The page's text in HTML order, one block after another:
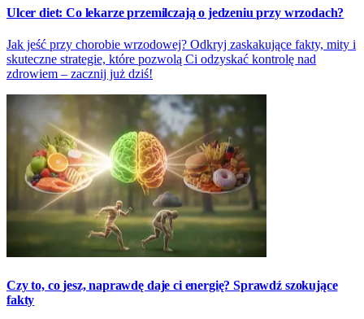
Ulcer diet: Co lekarze przemilczają o jedzeniu przy wrzodach?
Jak jeść przy chorobie wrzodowej? Odkryj zaskakujące fakty, mity i
skuteczne strategie, które pozwolą Ci odzyskać kontrolę nad
zdrowiem – zacznij już dziś!
Czy to, co jesz, naprawdę daje ci energię? Sprawdź szokujące
fakty